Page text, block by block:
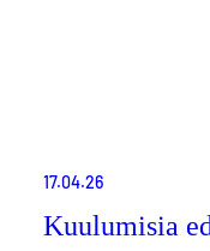
17.04.26
Kuulumisia